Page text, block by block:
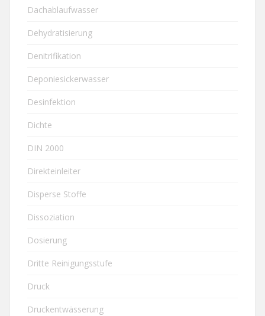
Dachablaufwasser
Dehydratisierung
Denitrifikation
Deponiesickerwasser
Desinfektion
Dichte
DIN 2000
Direkteinleiter
Disperse Stoffe
Dissoziation
Dosierung
Dritte Reinigungsstufe
Druck
Druckentwässerung